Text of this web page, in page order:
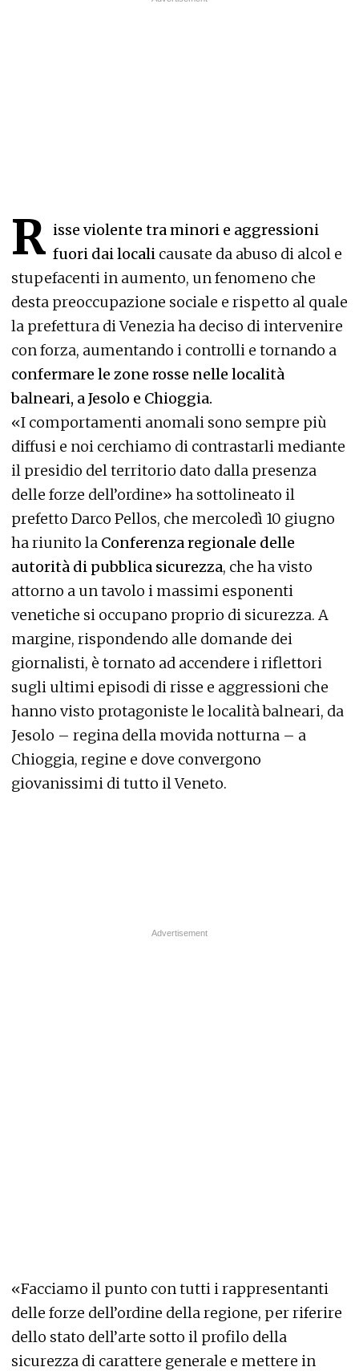
R isse violente tra minori e aggressioni
fuori dai locali causate da abuso di alcol e
stupefacenti in aumento, un fenomeno che
desta preoccupazione sociale e rispetto al quale
la prefettura di Venezia ha deciso di intervenire
con forza, aumentando i controlli e tornando a
confermare le zone rosse nelle località
balneari, a Jesolo e Chioggia.
«I comportamenti anomali sono sempre più
diffusi e noi cerchiamo di contrastarli mediante
il presidio del territorio dato dalla presenza
delle forze dell’ordine» ha sottolineato il
prefetto Darco Pellos, che mercoledì 10 giugno
ha riunito la Conferenza regionale delle
autorità di pubblica sicurezza, che ha visto
attorno a un tavolo i massimi esponenti
venetiche si occupano proprio di sicurezza. A
margine, rispondendo alle domande dei
giornalisti, è tornato ad accendere i riflettori
sugli ultimi episodi di risse e aggressioni che
hanno visto protagoniste le località balneari, da
Jesolo – regina della movida notturna – a
Chioggia, regine e dove convergono
giovanissimi di tutto il Veneto.
«Facciamo il punto con tutti i rappresentanti
delle forze dell’ordine della regione, per riferire
dello stato dell’arte sotto il profilo della
sicurezza di carattere generale e mettere in